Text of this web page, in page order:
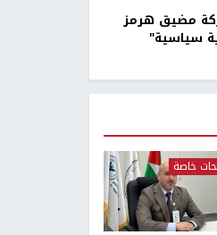
مضيق هرمز
سياسية"
خاصة